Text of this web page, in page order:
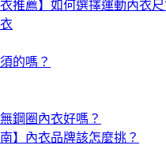
衣推薦】如何選擇運動內衣
的嗎？
鋼圈內衣好嗎？
】內衣品牌該怎麼挑？